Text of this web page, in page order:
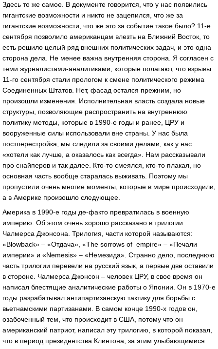
Здесь то же самое. В документе говорится, что у нас появились
гигантские возможности и никто не зацепился, что же за
гигантские возможности, что же это за событие такое было? 11-е
сентября позволило американцам влезть на Ближний Восток, то
есть решило целый ряд внешних политических задач, и это одна
сторона дела. Не менее важна внутренняя сторона. Я согласен с
теми журналистами-аналитиками, которые полагают, что взрывы
11-го сентября стали прологом к смене политического режима
Соединенных Штатов. Нет, фасад остался прежним, но
произошли изменения. Исполнительная власть создала новые
структуры, позволяющие распространить на внутреннюю
политику методы, которые в 1990-е годы и ранее, ЦРУ и
вооруженные силы использовали вне страны. У нас была
постперестройка, мы следили за своими делами, как у нас
«хотели как лучше, а оказалось как всегда». Нам рассказывали
про снайперов и так далее. Кто-то смеялся, кто-то плакал, но
основная часть вообще старалась выживать. Поэтому мы
пропустили очень многие моменты, которые в мире происходили,
а в Америке произошло следующее.
Америка в 1990-е годы де-факто превратилась в военную
империю. Об этом очень хорошо рассказано в трилогии
Чалмерса Джонсона. Трилогия, части которой называются:
«Blowback» – «Отдача», «The sorrows of empire» – «Печали
империи» и «Nemesis» – «Немезида». Странно дело, последнюю
часть трилогии перевели на русский язык, а первые две оставили
в стороне. Чалмерса Джонсон – человек ЦРУ, в свое время он
написал блестящие аналитические работы о Японии. Он в 1970-е
годы разрабатывал антипартизанскую тактику для борьбы с
вьетнамскими партизанами. В самом конце 1990-х годов он,
озабоченный тем, что происходит в США, потому что он
американский патриот, написал эту трилогию, в которой показал,
что в период президентства Клинтона, за этим улыбающимися